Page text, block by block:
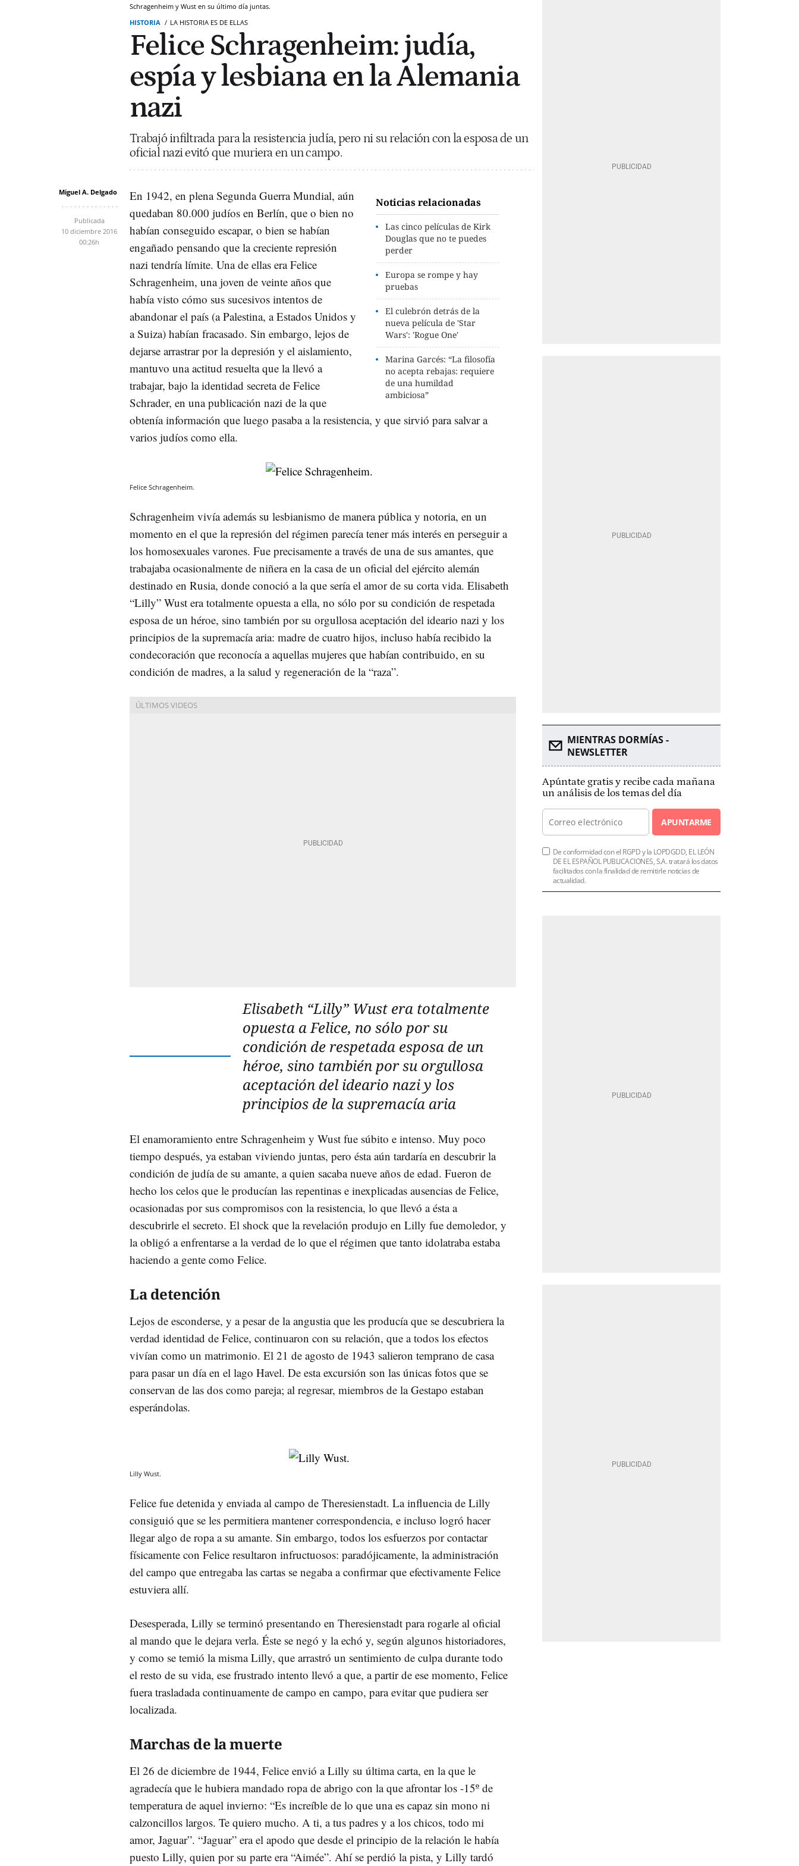
Schragenheim y Wust en su último día juntas.
HISTORIA
LA HISTORIA ES DE ELLAS
Felice Schragenheim: judía,
espía y lesbiana en la Alemania
nazi
Trabajó infiltrada para la resistencia judía, pero ni su relación con la esposa de un
oficial nazi evitó que muriera en un campo.
Miguel A. Delgado
Publicada
10 diciembre 2016
00:26h
Noticias relacionadas
Las cinco películas de Kirk
Douglas que no te puedes
perder
Europa se rompe y hay
pruebas
El culebrón detrás de la
nueva película de 'Star
Wars': 'Rogue One'
Marina Garcés: “La filosofía
no acepta rebajas: requiere
de una humildad
ambiciosa”
En 1942, en plena Segunda Guerra Mundial, aún
quedaban 80.000 judíos en Berlín, que o bien no
habían conseguido escapar, o bien se habían
engañado pensando que la creciente represión
nazi tendría límite. Una de ellas era Felice
Schragenheim, una joven de veinte años que
había visto cómo sus sucesivos intentos de
abandonar el país (a Palestina, a Estados Unidos y
a Suiza) habían fracasado. Sin embargo, lejos de
dejarse arrastrar por la depresión y el aislamiento,
mantuvo una actitud resuelta que la llevó a
trabajar, bajo la identidad secreta de Felice
Schrader, en una publicación nazi de la que
obtenía información que luego pasaba a la resistencia, y que sirvió para salvar a
varios judíos como ella.
Felice Schragenheim.
Schragenheim vivía además su lesbianismo de manera pública y notoria, en un
momento en el que la represión del régimen parecía tener más interés en perseguir a
los homosexuales varones. Fue precisamente a través de una de sus amantes, que
trabajaba ocasionalmente de niñera en la casa de un oficial del ejército alemán
destinado en Rusia, donde conoció a la que sería el amor de su corta vida. Elisabeth
“Lilly” Wust era totalmente opuesta a ella, no sólo por su condición de respetada
esposa de un héroe, sino también por su orgullosa aceptación del ideario nazi y los
principios de la supremacía aria: madre de cuatro hijos, incluso había recibido la
condecoración que reconocía a aquellas mujeres que habían contribuido, en su
condición de madres, a la salud y regeneración de la “raza”.
Elisabeth “Lilly” Wust era totalmente
opuesta a Felice, no sólo por su
condición de respetada esposa de un
héroe, sino también por su orgullosa
aceptación del ideario nazi y los
principios de la supremacía aria
El enamoramiento entre Schragenheim y Wust fue súbito e intenso. Muy poco
tiempo después, ya estaban viviendo juntas, pero ésta aún tardaría en descubrir la
condición de judía de su amante, a quien sacaba nueve años de edad. Fueron de
hecho los celos que le producían las repentinas e inexplicadas ausencias de Felice,
ocasionadas por sus compromisos con la resistencia, lo que llevó a ésta a
descubrirle el secreto. El shock que la revelación produjo en Lilly fue demoledor, y
la obligó a enfrentarse a la verdad de lo que el régimen que tanto idolatraba estaba
haciendo a gente como Felice.
La detención
Lejos de esconderse, y a pesar de la angustia que les producía que se descubriera la
verdad identidad de Felice, continuaron con su relación, que a todos los efectos
vivían como un matrimonio. El 21 de agosto de 1943 salieron temprano de casa
para pasar un día en el lago Havel. De esta excursión son las únicas fotos que se
conservan de las dos como pareja; al regresar, miembros de la Gestapo estaban
esperándolas.
Lilly Wust.
Felice fue detenida y enviada al campo de Theresienstadt. La influencia de Lilly
consiguió que se les permitiera mantener correspondencia, e incluso logró hacer
llegar algo de ropa a su amante. Sin embargo, todos los esfuerzos por contactar
físicamente con Felice resultaron infructuosos: paradójicamente, la administración
del campo que entregaba las cartas se negaba a confirmar que efectivamente Felice
estuviera allí.
Desesperada, Lilly se terminó presentando en Theresienstadt para rogarle al oficial
al mando que le dejara verla. Éste se negó y la echó y, según algunos historiadores,
y como se temió la misma Lilly, que arrastró un sentimiento de culpa durante todo
el resto de su vida, ese frustrado intento llevó a que, a partir de ese momento, Felice
fuera trasladada continuamente de campo en campo, para evitar que pudiera ser
localizada.
Marchas de la muerte
El 26 de diciembre de 1944, Felice envió a Lilly su última carta, en la que le
agradecía que le hubiera mandado ropa de abrigo con la que afrontar los -15º de
temperatura de aquel invierno: “Es increíble de lo que una es capaz sin mono ni
calzoncillos largos. Te quiero mucho. A ti, a tus padres y a los chicos, todo mi
amor, Jaguar”. “Jaguar” era el apodo que desde el principio de la relación le había
puesto Lilly, quien por su parte era “Aimée”. Ahí se perdió la pista, y Lilly tardó
MIENTRAS DORMÍAS -
NEWSLETTER
Apúntate gratis y recibe cada mañana
un análisis de los temas del día
APUNTARME
De conformidad con el RGPD y la LOPDGDD, EL LEÓN
DE EL ESPAÑOL PUBLICACIONES, S.A. tratará los datos
facilitados con la finalidad de remitirle noticias de
actualidad.